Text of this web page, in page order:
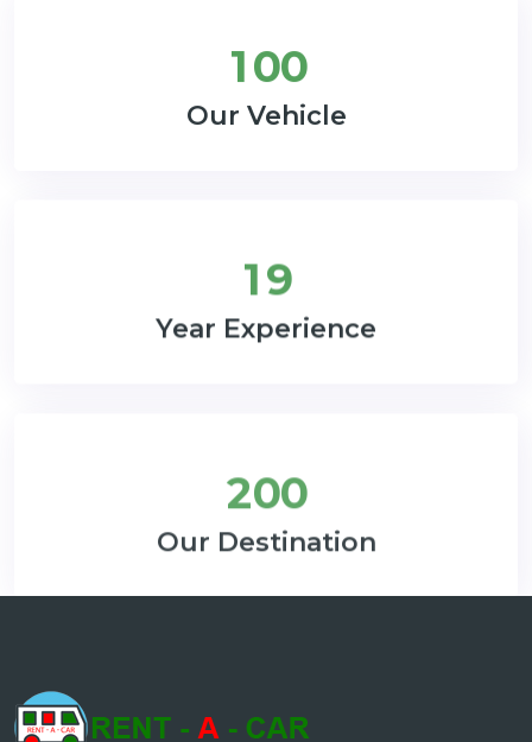
100
Our Vehicle
19
Year Experience
200
Our Destination